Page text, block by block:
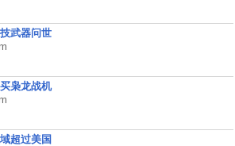
武器问世
枭龙战机
超过美国